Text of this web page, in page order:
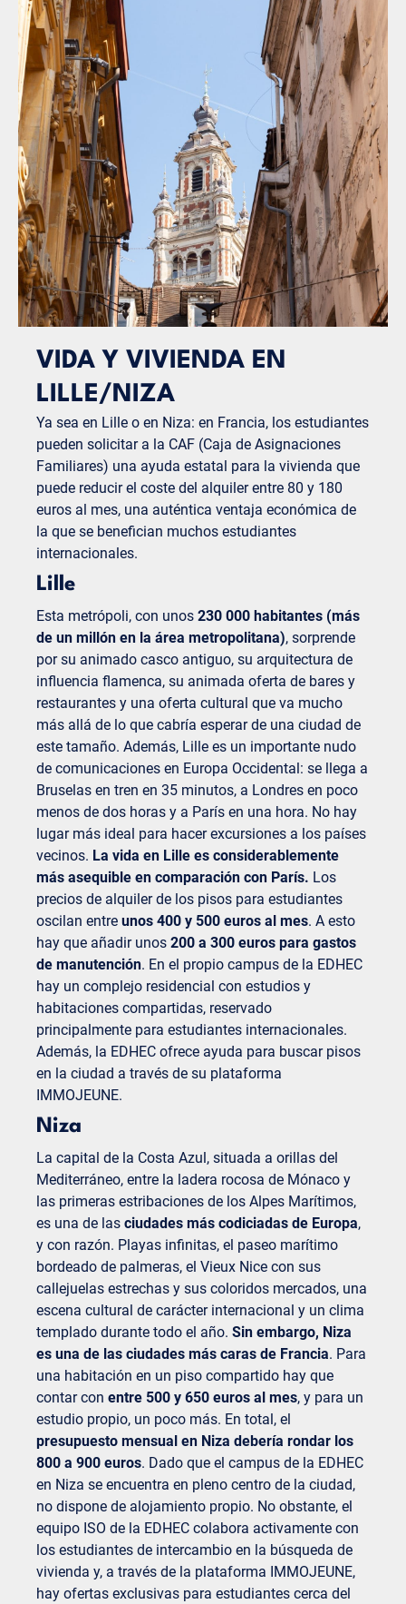
VIDA Y VIVIENDA EN
LILLE/NIZA
Ya sea en Lille o en Niza: en Francia, los estudiantes
pueden solicitar a la CAF (Caja de Asignaciones
Familiares) una ayuda estatal para la vivienda que
puede reducir el coste del alquiler entre 80 y 180
euros al mes, una auténtica ventaja económica de
la que se benefician muchos estudiantes
internacionales.
Lille
Esta metrópoli, con unos 230 000 habitantes (más
de un millón en la área metropolitana), sorprende
por su animado casco antiguo, su arquitectura de
influencia flamenca, su animada oferta de bares y
restaurantes y una oferta cultural que va mucho
más allá de lo que cabría esperar de una ciudad de
este tamaño. Además, Lille es un importante nudo
de comunicaciones en Europa Occidental: se llega a
Bruselas en tren en 35 minutos, a Londres en poco
menos de dos horas y a París en una hora. No hay
lugar más ideal para hacer excursiones a los países
vecinos. La vida en Lille es considerablemente
más asequible en comparación con París. Los
precios de alquiler de los pisos para estudiantes
oscilan entre unos 400 y 500 euros al mes. A esto
hay que añadir unos 200 a 300 euros para gastos
de manutención. En el propio campus de la EDHEC
hay un complejo residencial con estudios y
habitaciones compartidas, reservado
principalmente para estudiantes internacionales.
Además, la EDHEC ofrece ayuda para buscar pisos
en la ciudad a través de su plataforma
IMMOJEUNE.
Niza
La capital de la Costa Azul, situada a orillas del
Mediterráneo, entre la ladera rocosa de Mónaco y
las primeras estribaciones de los Alpes Marítimos,
es una de las ciudades más codiciadas de Europa,
y con razón. Playas infinitas, el paseo marítimo
bordeado de palmeras, el Vieux Nice con sus
callejuelas estrechas y sus coloridos mercados, una
escena cultural de carácter internacional y un clima
templado durante todo el año. Sin embargo, Niza
es una de las ciudades más caras de Francia. Para
una habitación en un piso compartido hay que
contar con entre 500 y 650 euros al mes, y para un
estudio propio, un poco más. En total, el
presupuesto mensual en Niza debería rondar los
800 a 900 euros. Dado que el campus de la EDHEC
en Niza se encuentra en pleno centro de la ciudad,
no dispone de alojamiento propio. No obstante, el
equipo ISO de la EDHEC colabora activamente con
los estudiantes de intercambio en la búsqueda de
vivienda y, a través de la plataforma IMMOJEUNE,
hay ofertas exclusivas para estudiantes cerca del